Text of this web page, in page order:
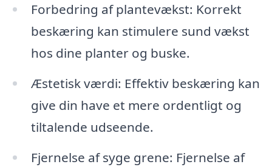
Forbedring af plantevækst: Korrekt
beskæring kan stimulere sund vækst
hos dine planter og buske.
Æstetisk værdi: Effektiv beskæring kan
give din have et mere ordentligt og
tiltalende udseende.
Fjernelse af syge grene: Fjernelse af